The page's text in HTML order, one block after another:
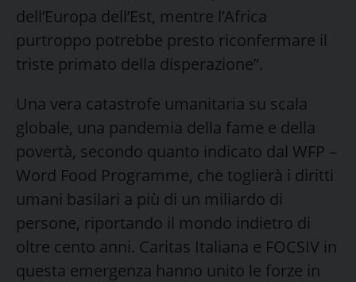
dell’Europa dell’Est, mentre l’Africa
purtroppo potrebbe presto riconfermare il
triste primato della disperazione”.
Una vera catastrofe umanitaria su scala
globale, una pandemia della fame e della
povertà, secondo quanto indicato dal WFP –
Word Food Programme, che toglierà i diritti
umani basilari a più di un miliardo di
persone, riportando il mondo indietro di
oltre cento anni. Caritas Italiana e FOCSIV in
questa emergenza hanno unito le forze in